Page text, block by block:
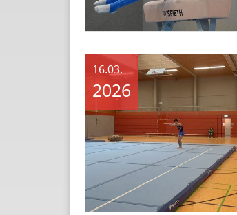
16.03.
2026